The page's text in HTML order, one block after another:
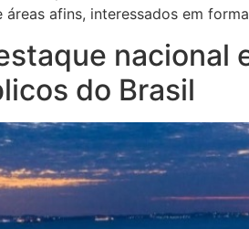
afins, interessados em
nacional
do Brasil